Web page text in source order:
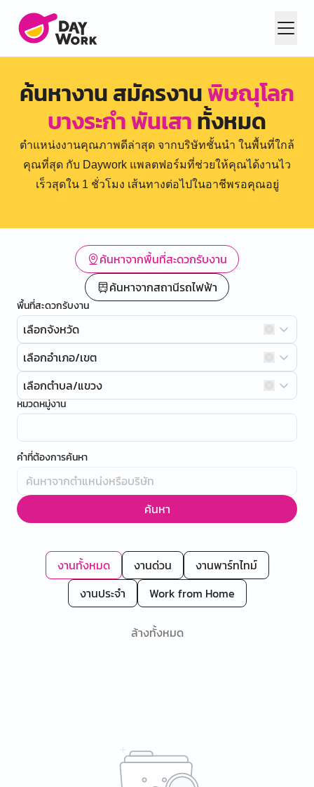
ค้นหางาน สมัครงานพิษณุโลก
บางระกำ พันเสาทั้งหมด
ตำแหน่งงานคุณภาพดีล่าสุด จากบริษัทชั้นนำ ในพื้นที่ใกล้
คุณที่สุด กับ Daywork แพลตฟอร์มที่ช่วยให้คุณได้งานไว
เร็วสุดใน 1 ชั่วโมง เส้นทางต่อไปในอาชีพรอคุณอยู่
ค้นหาจากพื้นที่สะดวกรับงาน
ค้นหาจากสถานีรถไฟฟ้า
พื้นที่สะดวกรับงาน
เลือกจังหวัด
เลือกอำเภอ/เขต
เลือกตำบล/แขวง
หมวดหมู่งาน
คำที่ต้องการค้นหา
ค้นหา
งานทั้งหมด งานด่วน
งานพาร์ทไทม์
งานประจำ
Work from Home
ล้างทั้งหมด